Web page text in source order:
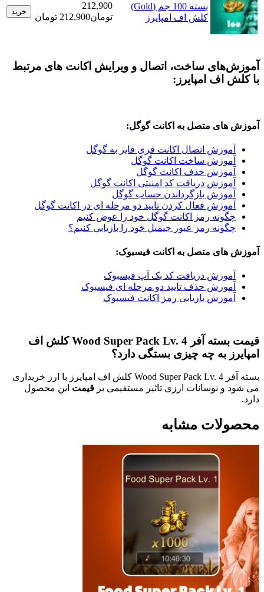
بسته 100 جم (Gold)
کلش اف امپایرز
212,900
تومان
212,900 تومان
خرید
ساخت، اتصال و ویرایش اکانت های مرتبط
امپایرز:
متصل به اکانت گوگل:
اتصال اکانت فری فایر به گوگل
ساخت اکانت گوگل
حذف اکانت گوگل
دریافت کد امنیتی اکانت گوگل
بازگرداندن حساب گوگل
فعال کردن تایید دو مرحله ای در اکانت گوگل
رمز اکانت گوگل خود را عوض کنیم
رمز عبور جیمیل خود را بازیابی کنیم؟
متصل به اکانت فیسبوک:
دریافت کد بک آپ فیسبوک
حذف تایید دو مرحله ای فیسبوک
بازیابی رمز اکانت فیسبوک
قیمت بسته آفر Wood Super Pack Lv. 4 کلش اف
به چه چیزی بستگی دارد؟
بسته آفر Wood Super Pack Lv. 4 کلش اف امپایرز با ارز خریداری
نوسانات ارزی تاثیر مستقیمی برقیمتاین محصول
مشابه